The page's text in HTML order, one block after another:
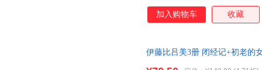
三十五岁患忧郁症，离过婚，
居，有三个女儿都在美国，大
法是冲上去，赌一把，做过，
加入购物车 收藏
伊藤比吕美3册 闭经记+初老的